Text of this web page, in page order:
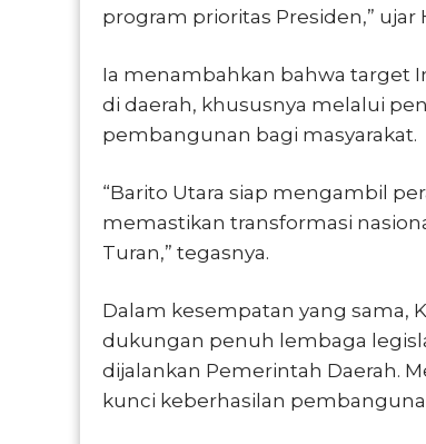
program prioritas Presiden,” ujar
Ia menambahkan bahwa target
di daerah, khususnya melalui
pembangunan bagi masyarakat.
“Barito Utara siap mengambil
memastikan transformasi
Turan,” tegasnya.
Dalam kesempatan yang sama,
dukungan penuh lembaga
dijalankan Pemerintah Daerah.
kunci keberhasilan